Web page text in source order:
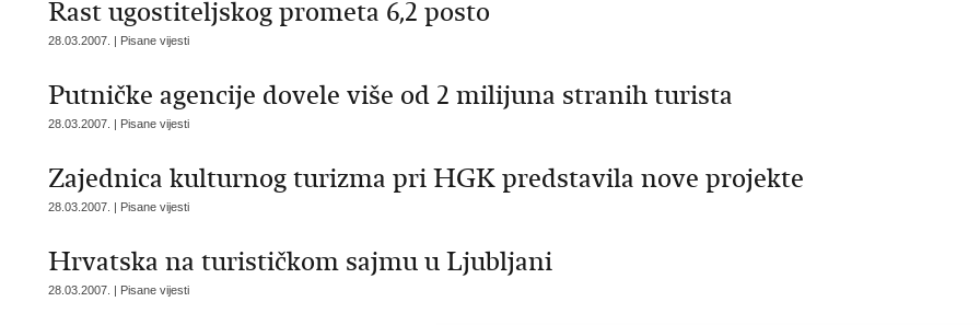
Rast ugostiteljskog prometa 6,2 posto
28.03.2007. | Pisane vijesti
Putničke agencije dovele više od 2 milijuna stranih turista
28.03.2007. | Pisane vijesti
Zajednica kulturnog turizma pri HGK predstavila nove projekte
28.03.2007. | Pisane vijesti
Hrvatska na turističkom sajmu u Ljubljani
28.03.2007. | Pisane vijesti